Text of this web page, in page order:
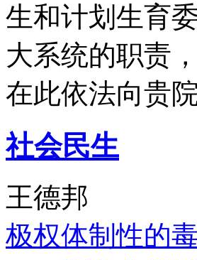
生和计划生育
大系统的职责
在此依法向贵
社会民生
王德邦
极权体制性的